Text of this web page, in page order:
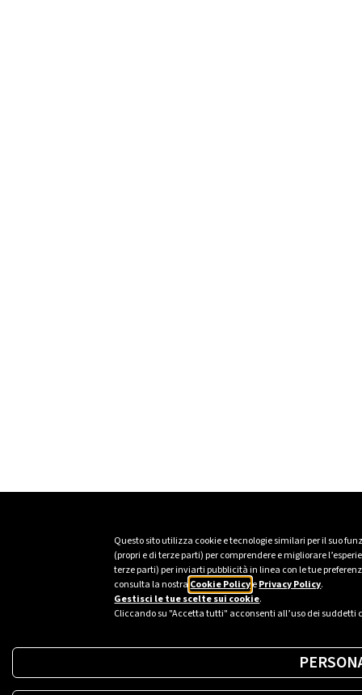
Questo sito utilizza cookie e tecnologie similari per il suo
(propri e di terze parti) per comprendere e migliorare
terze parti) per inviarti pubblicità in linea con le tue
consulta la nostra Cookie PolicyePrivacy Policy.
Gestisci le tue scelte sui cookie.
Cliccando su "Accetta tutti" acconsenti all’uso dei suddetti